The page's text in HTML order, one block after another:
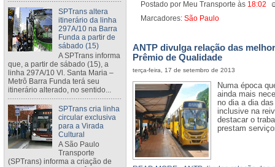
SPTrans altera
itinerário da linha
297A/10 na Barra
Funda a partir de
sábado (15)
A SPTrans informa
que, a partir de sábado (15), a
linha 297A/10 Vl. Santa Maria –
Metrô Barra Funda terá seu
itinerário alterado, no sentido...
SPTrans cria linha
circular exclusiva
para a Virada
Cultural
A São Paulo
Transporte
(SPTrans) informa a criação de
Postado por Meu Transporte às 18:02
Marcadores: São Paulo
ANTP divulga relação das
Prêmio de Qualidade
terça-feira, 17 de setembro de 2013
Numa época
ainda mais
no dia a dia
inclusive na
destacar o
prestam